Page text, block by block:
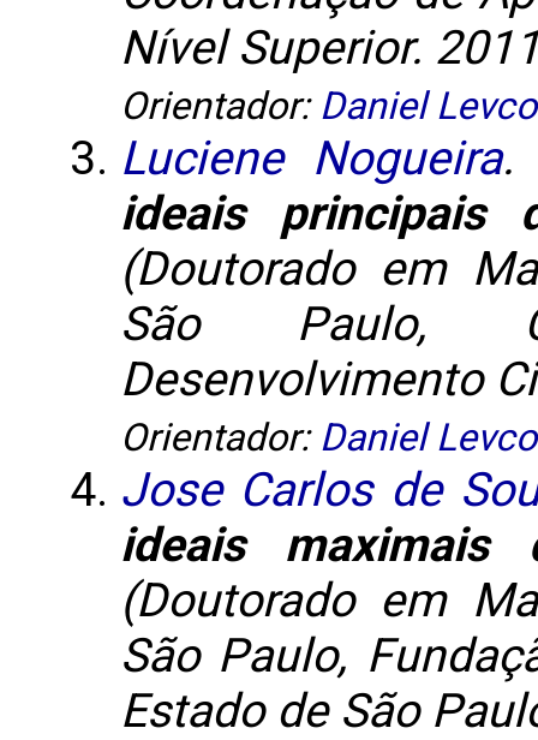
Nível Superior.
Orientador: Daniel
Luciene Nogueira
ideais principais
(Doutorado em
São Paulo,
Desenvolvimento
Orientador: Daniel
Jose Carlos de
ideais
(Doutorado em
São Paulo,
Estado de São